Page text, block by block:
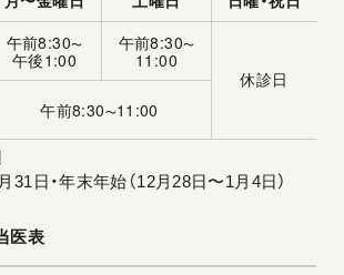
午前8:30〜
午後1:00
午前8:30〜
11:00
休診日
午前8:30〜11:00
31日・年末年始（12月28日〜1月4日）
医表